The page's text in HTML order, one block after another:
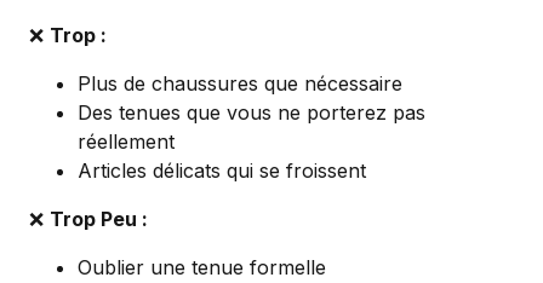
❌ Trop :
Plus de chaussures que nécessaire
Des tenues que vous ne porterez pas
réellement
Articles délicats qui se froissent
❌ Trop Peu :
Oublier une tenue formelle